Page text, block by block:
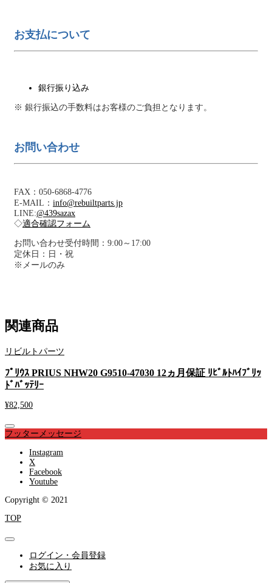
お支払について
銀行振り込み
※ 銀行振込の手数料はお客様のご負担となります。
お問い合わせ
FAX：050-6868-4776
E-MAIL： info@rebuiltparts.jp
LINE:@439sazax
◇適合確認フォーム
お問い合わせ受付時間：9:00～17:00
定休日：日・祝
※メールのみ
関連商品
リビルトパーツ
ﾌﾟﾘｳｽ PRIUS NHW20 G9510-47030 12ヵ月保証 ﾘﾋﾞﾙﾄﾊｲﾌﾞﾘｯ
ﾄﾞﾊﾞｯﾃﾘｰ
¥82,500
フッターメッセージ
Instagram
X
Facebook
Youtube
Copyright © 2021
TOP
ログイン・会員登録
お気に入り